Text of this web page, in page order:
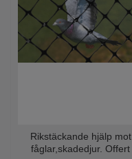
Rikstäckande hjälp mot
fåglar,skadedjur. Offert